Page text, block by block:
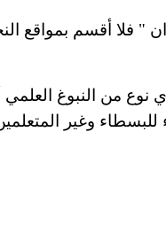
" فلا أقسم بمواقع
نوع من النبوغ العلمي
للبسطاء وغير